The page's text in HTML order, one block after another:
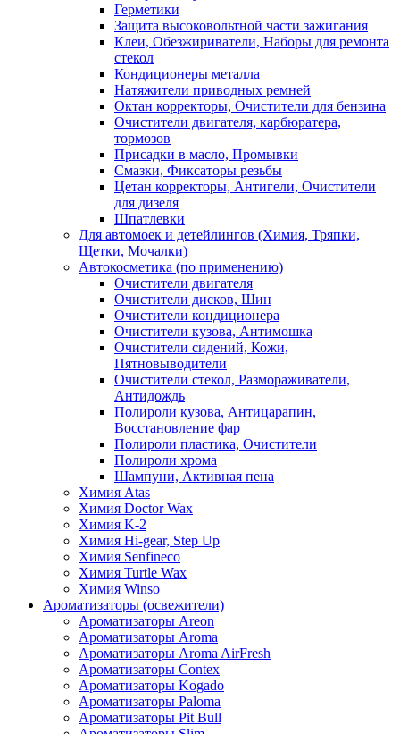
Герметики
Защита высоковольтной части зажигания
Клеи, Обезжириватели, Наборы для ремонта
стекол
Кондиционеры металла
Натяжители приводных ремней
Октан корректоры, Очистители для бензина
Очистители двигателя, карбюратера,
тормозов
Присадки в масло, Промывки
Смазки, Фиксаторы резьбы
Цетан корректоры, Антигели, Очистители
для дизеля
Шпатлевки
Для автомоек и детейлингов (Химия, Тряпки,
Щетки, Мочалки)
Автокосметика (по применению)
Очистители двигателя
Очистители дисков, Шин
Очистители кондиционера
Очистители кузова, Антимошка
Очистители сидений, Кожи,
Пятновыводители
Очистители стекол, Размораживатели,
Антидождь
Полироли кузова, Антицарапин,
Восстановление фар
Полироли пластика, Очистители
Полироли хрома
Шампуни, Активная пена
Химия Atas
Химия Doctor Wax
Химия K-2
Химия Hi-gear, Step Up
Химия Senfineco
Химия Turtle Wax
Химия Winso
Ароматизаторы (освежители)
Ароматизаторы Areon
Ароматизаторы Aroma
Ароматизаторы Aroma AirFresh
Ароматизаторы Contex
Ароматизаторы Kogado
Ароматизаторы Paloma
Ароматизаторы Pit Bull